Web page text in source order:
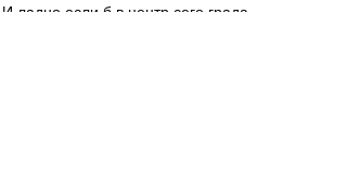
И ладно если б в центр сего града